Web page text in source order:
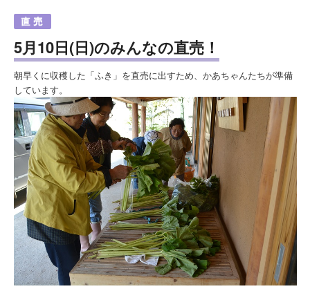
5月10日(日)のみんなの直売！
朝早くに収穫した「ふき」を直売に出すため、かあちゃんたちが準備
しています。